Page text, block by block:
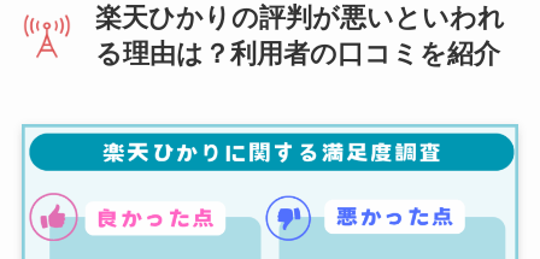
楽天ひかりの評判が悪いといわれ
る理由は？利用者の口コミを紹介